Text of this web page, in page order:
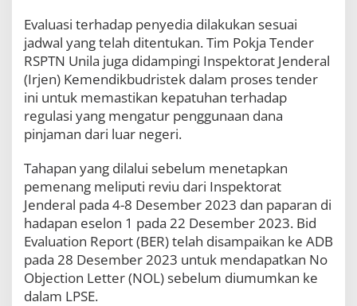
C
W
U
u
n
t
k
m
a
n
g
u
a
n
Evaluasi terhadap penyedia dilakukan sesuai
jadwal yang telah ditentukan. Tim Pokja Tender
RSPTN Unila juga didampingi Inspektorat Jenderal
(Irjen) Kemendikbudristek dalam proses tender
ini untuk memastikan kepatuhan terhadap
regulasi yang mengatur penggunaan dana
pinjaman dari luar negeri.
Tahapan yang dilalui sebelum menetapkan
pemenang meliputi reviu dari Inspektorat
Jenderal pada 4-8 Desember 2023 dan paparan di
hadapan eselon 1 pada 22 Desember 2023. Bid
Evaluation Report (BER) telah disampaikan ke ADB
pada 28 Desember 2023 untuk mendapatkan No
Objection Letter (NOL) sebelum diumumkan ke
dalam LPSE.